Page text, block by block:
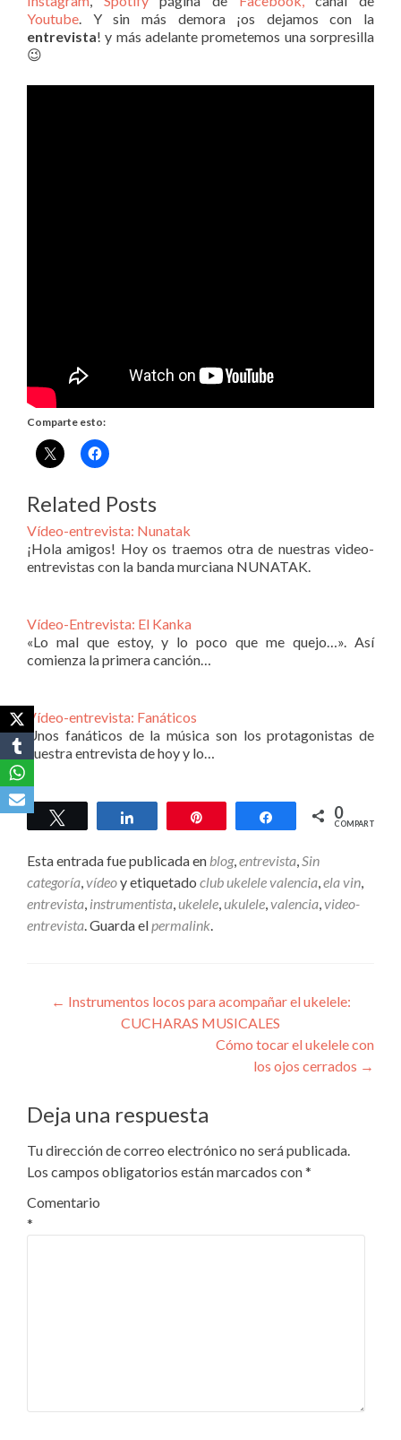
Youtube. Y sin más demora ¡os dejamos con la
entrevista! y más adelante prometemos una sorpresilla
😉
Comparte esto:
Related Posts
Vídeo-entrevista: Nunatak
¡Hola amigos! Hoy os traemos otra de nuestras video-
entrevistas con la banda murciana NUNATAK.
Vídeo-Entrevista: El Kanka
«Lo mal que estoy, y lo poco que me quejo…». Así
comienza la primera canción…
Vídeo-entrevista: Fanáticos
Unos fanáticos de la música son los protagonistas de
nuestra entrevista de hoy y lo…
Twittear Compartir Compartir
0
COMPARTIR
Esta entrada fue publicada en blog,entrevista,Sin
categoría,vídeoy etiquetado club ukelele valencia,ela vin,
entrevista, instrumentista,ukelele,ukulele,valencia,video-
entrevista. Guarda elpermalink.
Navegación
← Instrumentos locos para acompañar el ukelele:
CUCHARAS MUSICALES
Cómo tocar el ukelele con
los ojos cerrados →
Deja una respuesta
Tu dirección de correo electrónico no será publicada.
Los campos obligatorios están marcados con*
Comentario
*